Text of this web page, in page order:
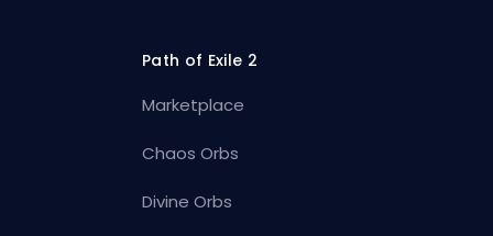
Path of Exile 2
Marketplace
Chaos Orbs
Divine Orbs